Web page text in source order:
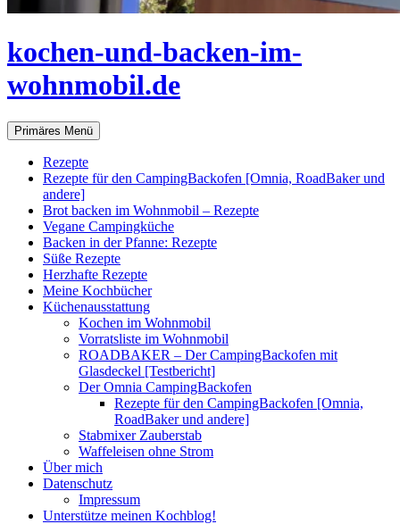
kochen-und-backen-im-
wohnmobil.de
Suchen
Primäres Menü
Rezepte
Rezepte für den CampingBackofen [Omnia, RoadBaker und
andere]
Brot backen im Wohnmobil – Rezepte
Vegane Campingküche
Backen in der Pfanne: Rezepte
Süße Rezepte
Herzhafte Rezepte
Meine Kochbücher
Küchenausstattung
Kochen im Wohnmobil
Vorratsliste im Wohnmobil
ROADBAKER – Der CampingBackofen mit
Glasdeckel [Testbericht]
Der Omnia CampingBackofen
Rezepte für den CampingBackofen [Omnia,
RoadBaker und andere]
Stabmixer Zauberstab
Waffeleisen ohne Strom
Über mich
Datenschutz
Impressum
Unterstütze meinen Kochblog!